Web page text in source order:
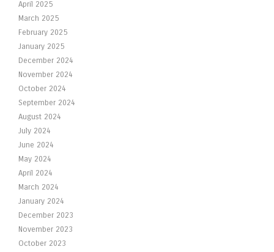
April 2025
March 2025
February 2025
January 2025
December 2024
November 2024
October 2024
September 2024
August 2024
July 2024
June 2024
May 2024
April 2024
March 2024
January 2024
December 2023
November 2023
October 2023